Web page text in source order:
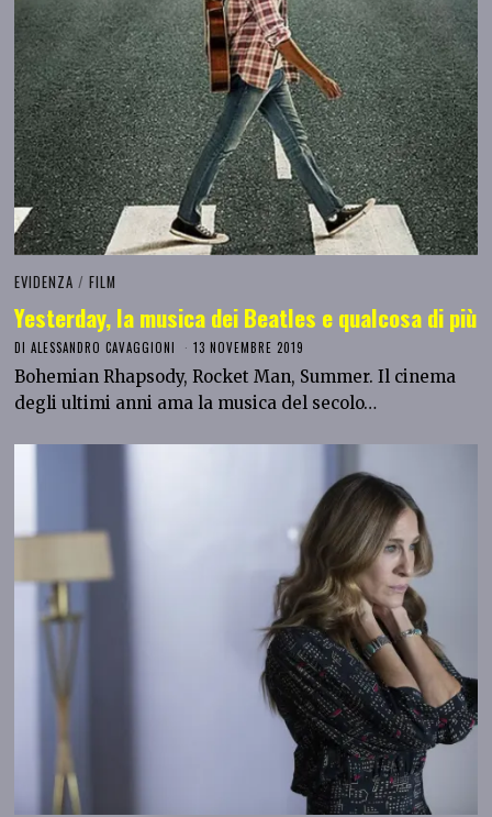
EVIDENZA / FILM
Yesterday, la musica dei Beatles e qualcosa di più
DIALESSANDRO CAVAGGIONI 13 NOVEMBRE 2019
Bohemian Rhapsody, Rocket Man, Summer. Il cinema
degli ultimi anni ama la musica del secolo…